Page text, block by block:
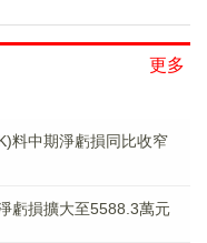
更多
料中期淨虧損同比收窄
虧損擴大至5588.3萬元